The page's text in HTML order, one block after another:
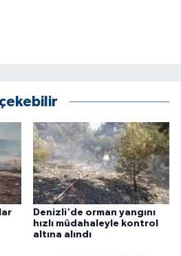
Denizli'de orman yangını
hızlı müdahaleyle kontrol
altına alındı